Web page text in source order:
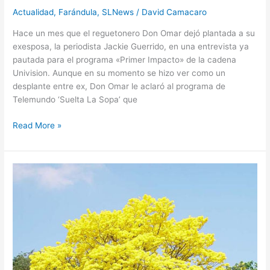
Actualidad, Farándula, SLNews / David Camacaro
Hace un mes que el reguetonero Don Omar dejó plantada a su
exesposa, la periodista Jackie Guerrido, en una entrevista ya
pautada para el programa «Primer Impacto» de la cadena
Univision. Aunque en su momento se hizo ver como un
desplante entre ex, Don Omar le aclaró al programa de
Telemundo ‘Suelta La Sopa’ que
Read More »
ARAGUANEY